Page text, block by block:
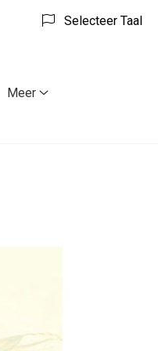
Selecteer Taal
Meer